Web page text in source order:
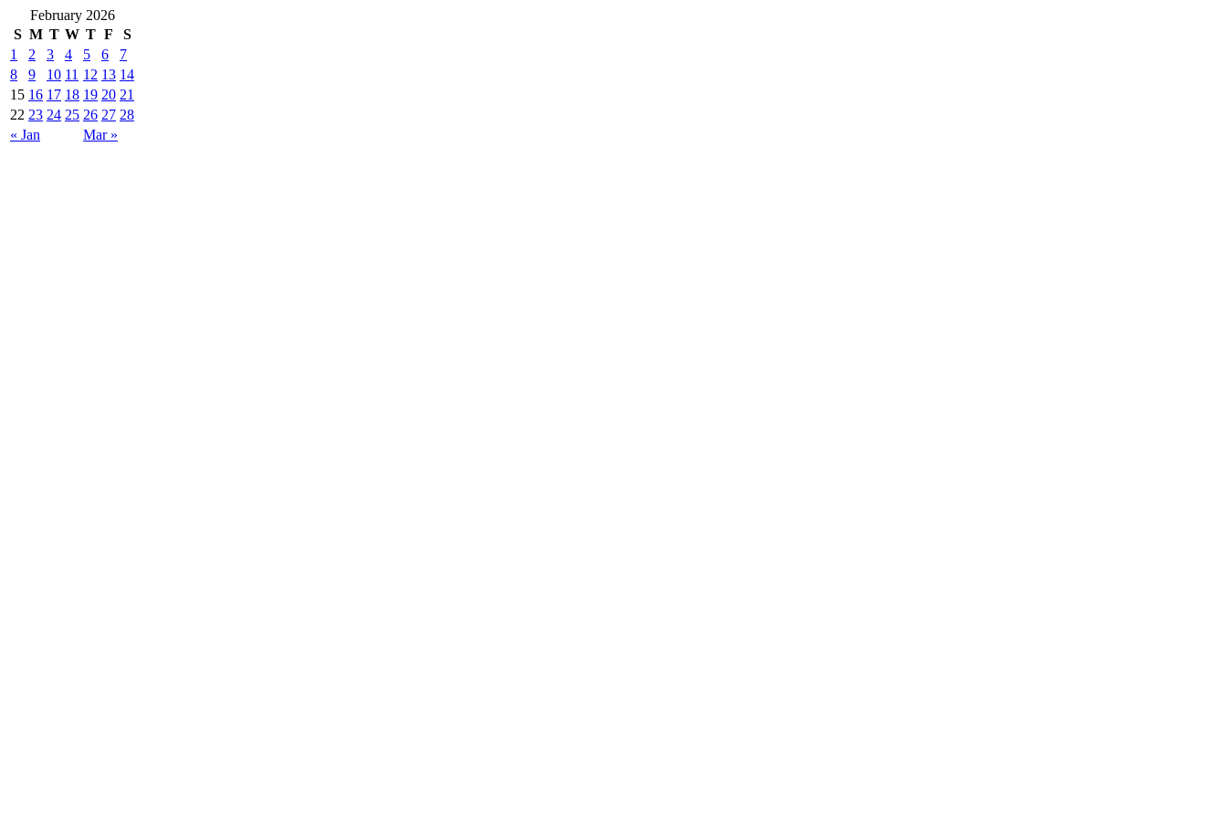
February 2026
S M T W T F S
« Jan Mar »
1 2 3 4 5 6
7
8
9 10 11 12 13 14
15 16 17 18 19 20 21
22 23 24 25 26 27 28